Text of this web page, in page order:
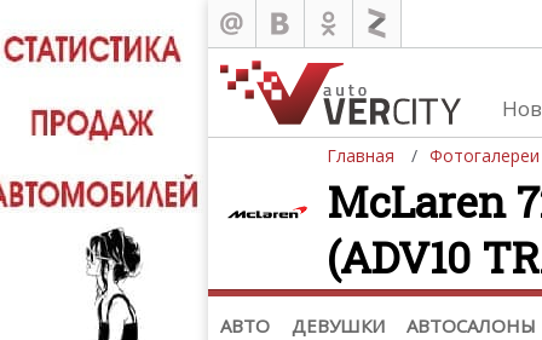
Главная Фотогалереи
McLaren
(ADV10
АВТО ДЕВУШКИ АВТОСАЛОНЫ
Автомобили
Последние добавления
Список марок
(+1102)